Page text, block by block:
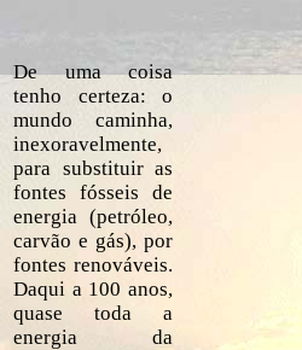
De uma coisa
tenho certeza: o
mundo caminha,
inexoravelmente,
para substituir as
fontes fósseis de
energia (petróleo,
carvão e gás), por
fontes renováveis.
Daqui a 100 anos,
quase toda a
energia da